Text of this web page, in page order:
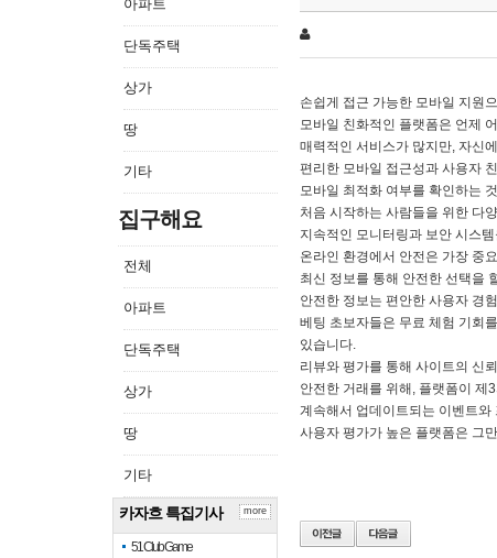
아파트
단독주택
상가
땅
기타
집구해요
전체
아파트
단독주택
상가
땅
기타
카자흐 특집기사
51 Club Game
more
손쉽게 접근 가능한 모바일 지원
모바일 친화적인 플랫폼은 언제
매력적인 서비스가 많지만, 자신
편리한 모바일 접근성과 사용자
모바일 최적화 여부를 확인하는
처음 시작하는 사람들을 위한 다
지속적인 모니터링과 보안 시스
온라인 환경에서 안전은 가장 중
최신 정보를 통해 안전한 선택을
안전한 정보는 편안한 사용자 경
베팅 초보자들은 무료 체험 기회
있습니다.
리뷰와 평가를 통해 사이트의 신
안전한 거래를 위해, 플랫폼이 제
계속해서 업데이트되는 이벤트
사용자 평가가 높은 플랫폼은 그